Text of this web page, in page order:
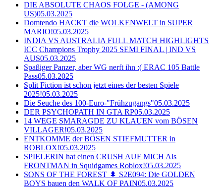
DIE ABSOLUTE CHAOS FOLGE - (AMONG
US)05.03.2025
Domtendo HACKT die WOLKENWELT in SUPER
MARIO!05.03.2025
INDIA VS AUSTRALIA FULL MATCH HIGHLIGHTS
ICC Champions Trophy 2025 SEMI FINAL | IND VS
AUS05.03.2025
Spaßiger Panzer, aber WG nerft ihn :( ERAC 105 Battle
Pass05.03.2025
Split Fiction ist schon jetzt eines der besten Spiele
2025!05.03.2025
Die Seuche des 100-Euro-"Frühzugangs"05.03.2025
DER PSYCHOPATH IN GTA RP05.03.2025
14 WEGE SMARAGDE ZU KLAUEN vom BÖSEN
VILLAGER!05.03.2025
ENTKOMME der BÖSEN STIEFMUTTER in
ROBLOX!05.03.2025
SPIELERIN hat einen CRUSH AUF MICH Als
FRONTMAN in Squidgames Roblox!05.03.2025
SONS OF THE FOREST 🌲 S2E094: Die GOLDEN
BOYS bauen den WALK OF PAIN05.03.2025